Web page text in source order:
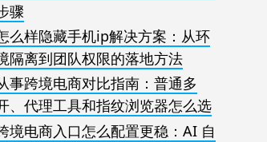
骤
么样隐藏手机ip解决方案：从环
隔离到团队权限的落地方法
事跨境电商对比指南：普通多
、代理工具和指纹浏览器怎么选
境电商入口怎么配置更稳：AI 自